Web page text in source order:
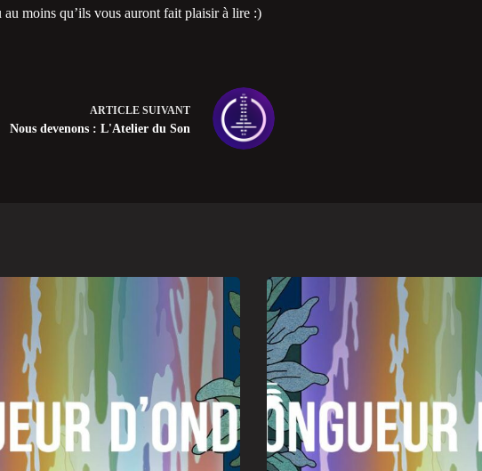
au moins qu’ils vous auront fait plaisir à lire :)
ARTICLESUIVANT
Nous devenons : L'Atelier du Son